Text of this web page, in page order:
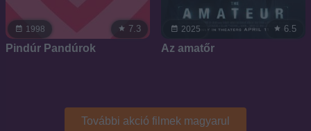
1998 7.3
Pindúr Pandúrok
2025 6.5
Az amatőr
További akció filmek magyarul